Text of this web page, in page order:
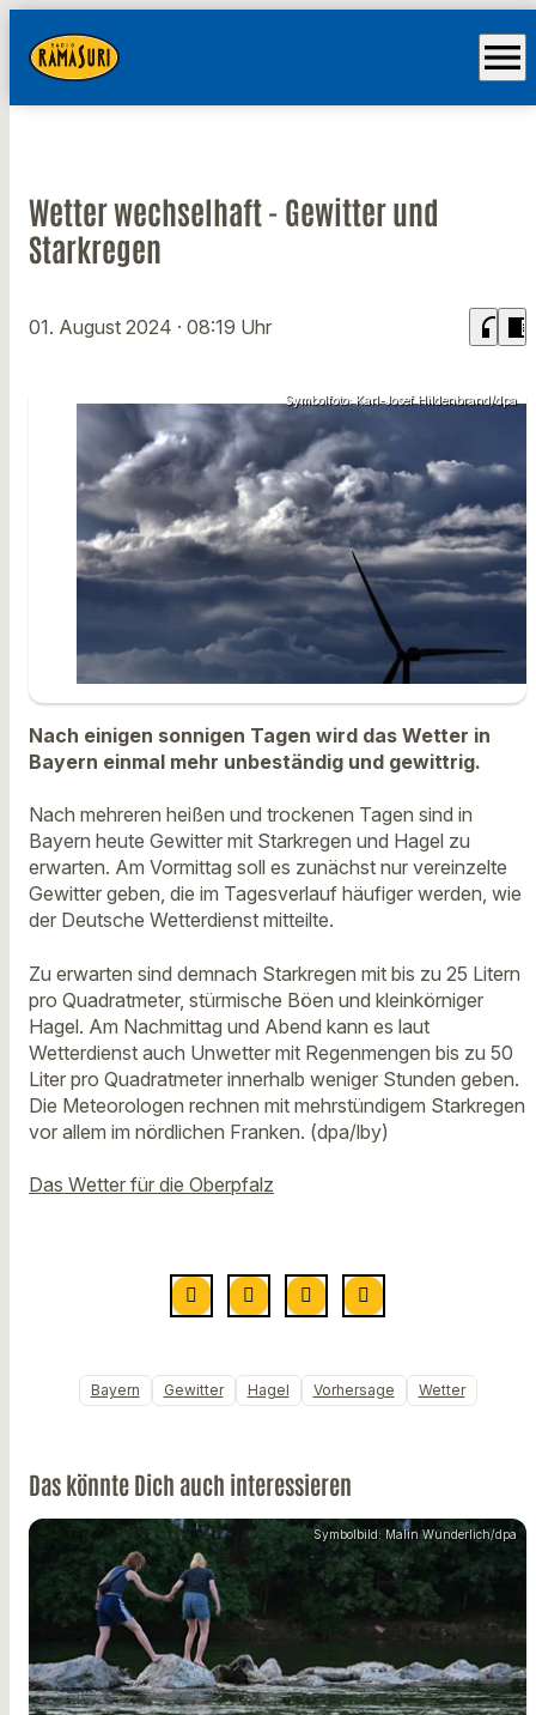
menu
Wetter wechselhaft - Gewitter und
Starkregen
01. August 2024 · 08:19 Uhr headphones chrome_reader_mode
Symbolfoto: Karl-Josef Hildenbrand/dpa
Nach einigen sonnigen Tagen wird das Wetter in
Bayern einmal mehr unbeständig und gewittrig.
Nach mehreren heißen und trockenen Tagen sind in
Bayern heute Gewitter mit Starkregen und Hagel zu
erwarten. Am Vormittag soll es zunächst nur vereinzelte
Gewitter geben, die im Tagesverlauf häufiger werden, wie
der Deutsche Wetterdienst mitteilte.
Zu erwarten sind demnach Starkregen mit bis zu 25 Litern
pro Quadratmeter, stürmische Böen und kleinkörniger
Hagel. Am Nachmittag und Abend kann es laut
Wetterdienst auch Unwetter mit Regenmengen bis zu 50
Liter pro Quadratmeter innerhalb weniger Stunden geben.
Die Meteorologen rechnen mit mehrstündigem Starkregen
vor allem im nördlichen Franken. (dpa/lby)
Das Wetter für die Oberpfalz
Bayern Gewitter Hagel Vorhersage Wetter
Das könnte Dich auch interessieren
Symbolbild: Malin Wunderlich/dpa